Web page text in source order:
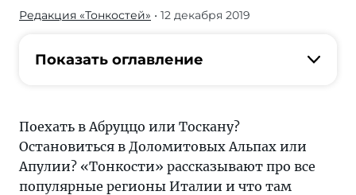
Поехать
Абруццо
Остановиться
Доломитовых
Альпах
Редакция «Тонкостей» • 12 декабря 2019
Показать оглавление
Поехать в Абруццо или Тоскану?
Остановиться в Доломитовых Альпах или
Апулии? «Тонкости» рассказывают про все
популярные регионы Италии и что там